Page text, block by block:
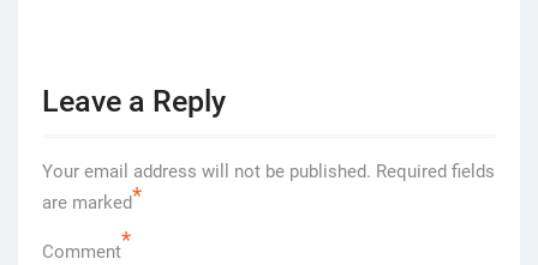
Leave a Reply
Your email address will not be published. Required fields
are marked*
Comment*